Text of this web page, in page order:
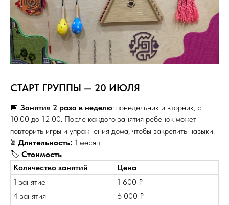
СТАРТ ГРУППЫ — 20 ИЮЛЯ
📅 Занятия 2 раза в неделю: понедельник и вторник, с
10:00 до 12:00. После каждого занятия ребёнок может
повторить игры и упражнения дома, чтобы закрепить навыки.
⏳ Длительность: 1 месяц
🏷️ Стоимость
Количество занятий
Цена
1 занятие
1 600 ₽
4 занятия
6 000 ₽